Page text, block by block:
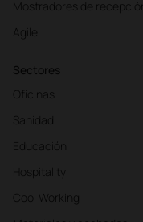
Mostradores de recepción
Agile
Sectores
Oficinas
Sanidad
Educación
Hospitality
Cool Working